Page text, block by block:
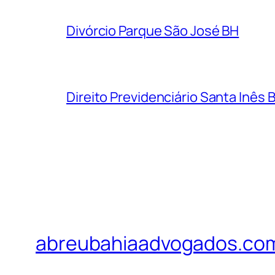
Divórcio Parque São José BH
Direito Previdenciário Santa Inês